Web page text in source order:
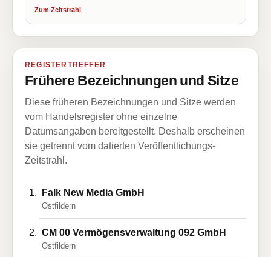
Zum Zeitstrahl
REGISTERTREFFER
Frühere Bezeichnungen und Sitze
Diese früheren Bezeichnungen und Sitze werden
vom Handelsregister ohne einzelne
Datumsangaben bereitgestellt. Deshalb erscheinen
sie getrennt vom datierten Veröffentlichungs-
Zeitstrahl.
Falk New Media GmbH
Ostfildern
CM 00 Vermögensverwaltung 092 GmbH
Ostfildern